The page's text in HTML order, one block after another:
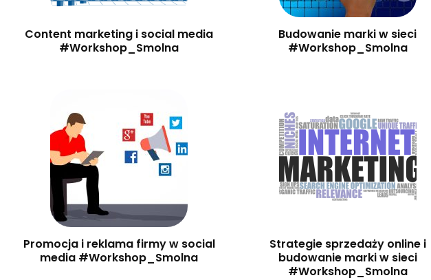
Content marketing i social media
#Workshop_Smolna
Budowanie marki w sieci
#Workshop_Smolna
Promocja i reklama firmy w social
media #Workshop_Smolna
Strategie sprzedaży online i
budowanie marki w sieci
#Workshop_Smolna